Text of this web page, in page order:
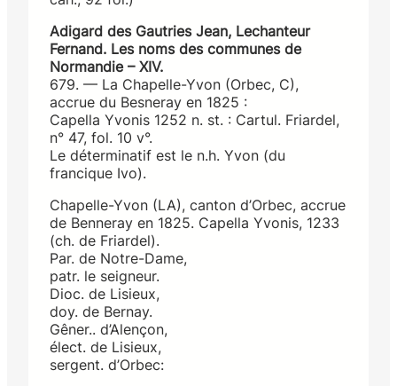
Adigard des Gautries Jean, Lechanteur
Fernand. Les noms des communes de
Normandie – XIV.
679. — La Chapelle-Yvon (Orbec, C),
accrue du Besneray en 1825 :
Capella Yvonis 1252 n. st. : Cartul. Friardel,
n° 47, fol. 10 v°.
Le déterminatif est le n.h. Yvon (du
francique Ivo).
Chapelle-Yvon (LA), canton d’Orbec, accrue
de Benneray en 1825. Capella Yvonis, 1233
(ch. de Friardel).
Par. de Notre-Dame,
patr. le seigneur.
Dioc. de Lisieux,
doy. de Bernay.
Gêner.. d’Alençon,
élect. de Lisieux,
sergent. d’Orbec: